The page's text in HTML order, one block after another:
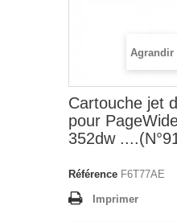
Agrandir
Cartouche jet
pour
352dw
Référence F6T77AE
Imprimer